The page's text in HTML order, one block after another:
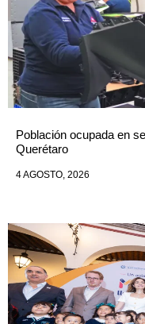
Población ocupada en
Querétaro
4 AGOSTO, 2026